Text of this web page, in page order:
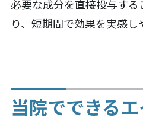
必要な成分を直接投与する
り、短期間で効果を実感し
当院でできる